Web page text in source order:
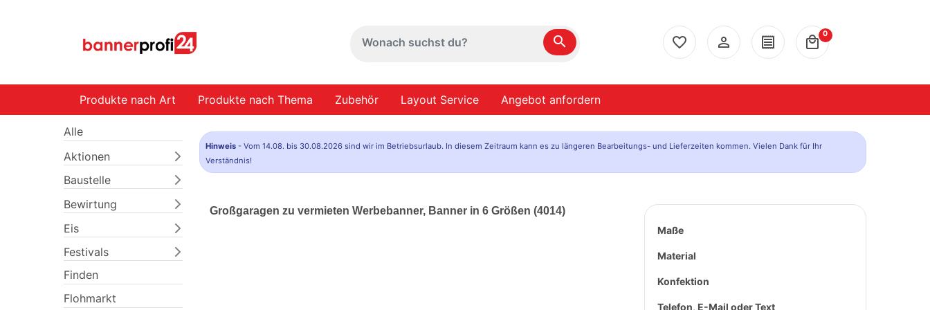
search favorite_border person_outline receipt local_mall
0
Produkte nach Art Produkte nach Thema Zubehör Layout Service Angebot anfordern
Alle
Aktionen
Baustelle
Bewirtung
Eis
Festivals
Finden
Flohmarkt
Hinweis - Vom 14.08. bis 30.08.2026 sind wir im Betriebsurlaub. In diesem Zeitraum kann es zu längeren Bearbeitungs- und Lieferzeiten kommen. Vielen Dank für Ihr
Verständnis!
Großgaragen zu vermieten Werbebanner, Banner in 6 Größen (4014)
Maße
Material
Konfektion
Telefon, E-Mail oder Text